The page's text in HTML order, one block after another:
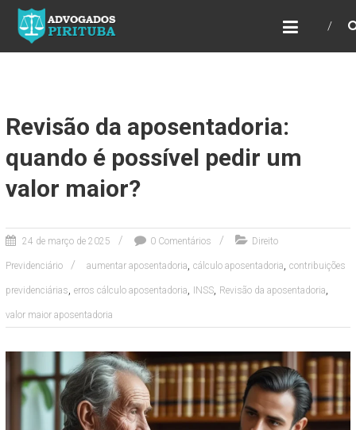
ADVOGADOS PIRITUBA
Precisando de advogado? Entre em contato!
Fazemos toda a assessoria que você
Revisão da aposentadoria:
quando é possível pedir um
valor maior?
24 de março de 2025 0 Comentários Direito
Previdenciário aumentar aposentadoria, cálculo aposentadoria, contribuições
previdenciárias, erros cálculo aposentadoria, INSS, Revisão da aposentadoria,
valor maior aposentadoria